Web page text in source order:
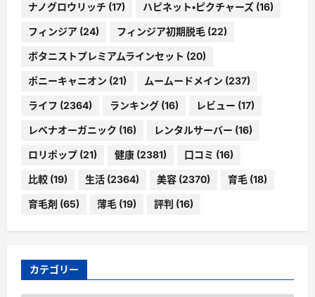
ナノグロウリッチ (17) ハピネット・ピクチャーズ (16)
フィンジア (24) フィンジア初期脱毛 (22)
ボタニストプレミアムラインセット (20)
ポニーキャニオン (21) ムームードメイン (237)
ライフ (2364) ランキング (16) レビュー (17)
レベナオーガニック (16) レンタルサーバー (16)
ロリポップ (21) 健康 (2381) 口コミ (16)
比較 (19) 生活 (2364) 美容 (2370) 育毛 (18)
育毛剤 (65) 薄毛 (19) 評判 (16)
カテゴリー